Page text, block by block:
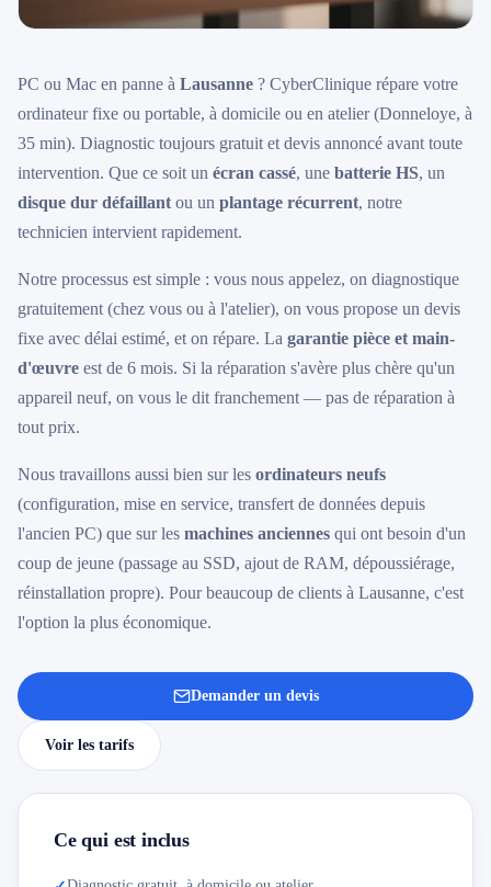
PC ou Mac en panne à Lausanne ? CyberClinique répare votre
ordinateur fixe ou portable, à domicile ou en atelier (Donneloye, à
35 min). Diagnostic toujours gratuit et devis annoncé avant toute
intervention. Que ce soit un écran cassé, une batterie HS, un
disque dur défaillant ou un plantage récurrent, notre
technicien intervient rapidement.
Notre processus est simple : vous nous appelez, on diagnostique
gratuitement (chez vous ou à l'atelier), on vous propose un devis
fixe avec délai estimé, et on répare. La garantie pièce et main-
d'œuvre est de 6 mois. Si la réparation s'avère plus chère qu'un
appareil neuf, on vous le dit franchement — pas de réparation à
tout prix.
Nous travaillons aussi bien sur les ordinateurs neufs
(configuration, mise en service, transfert de données depuis
l'ancien PC) que sur les machines anciennes qui ont besoin d'un
coup de jeune (passage au SSD, ajout de RAM, dépoussiérage,
réinstallation propre). Pour beaucoup de clients à Lausanne, c'est
l'option la plus économique.
Demander un devis
Voir les tarifs
Ce qui est inclus